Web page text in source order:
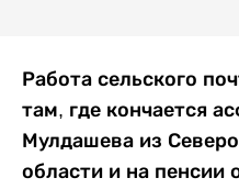
Работа сельского
там, где кончается
Мулдашева из
области и на пенсии